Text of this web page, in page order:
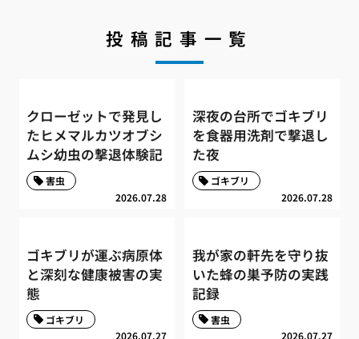
投稿記事一覧
クローゼットで発見し
たヒメマルカツオブシ
ムシ幼虫の撃退体験記
2026.07.28
害虫
深夜の台所でゴキブリ
を食器用洗剤で撃退し
た夜
2026.07.28
ゴキブリ
ゴキブリが運ぶ病原体
と深刻な健康被害の実
態
2026.07.27
ゴキブリ
我が家の軒先を守り抜
いた蜂の巣予防の実践
記録
2026.07.27
害虫